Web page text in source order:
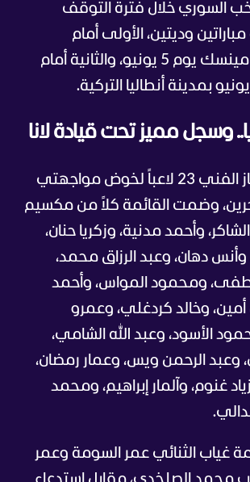
السوري خلال فترة التوقف
مباراتين وديتين، الأولى أمام
والثانية أمام
وسجل مميز تحت قيادة لانا
استدعى الجهاز الفني 23 لاعباً لخوض مواجهتي
وضمت القائمة كلاً من مكسيم
وأحمد مدنية، وزكريا حنان،
وأنس دهان، وعبد الرزاق محمد،
ومحمود المواس، وأحمد
وخالد كردغلي، وعمرو
الأسود، وعبد الله الشامي،
وعبد الرحمن ويس، وعمار رمضان،
غنوم، وآلمار إبراهيم، ومحمد
غياب الثنائي عمر السومة وعمر